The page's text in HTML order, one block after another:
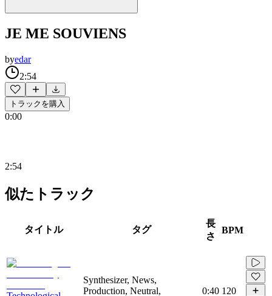
JE ME SOUVIENS
byedar
2:54
トラックを購入
0:00
2:54
似たトラック
タイトル タグ
長
さ
BPM
Synthesizer, News,
Production, Neutral,
0:40 120